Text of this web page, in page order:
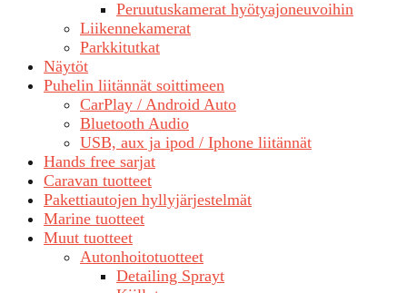
Peruutuskamerat hyötyajoneuvoihin
Liikennekamerat
Parkkitutkat
Näytöt
Puhelin liitännät soittimeen
CarPlay / Android Auto
Bluetooth Audio
USB, aux ja ipod / Iphone liitännät
Hands free sarjat
Caravan tuotteet
Pakettiautojen hyllyjärjestelmät
Marine tuotteet
Muut tuotteet
Autonhoitotuotteet
Detailing Sprayt